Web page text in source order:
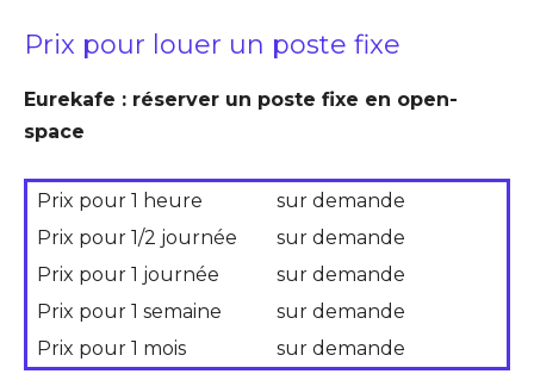
Prix pour louer un poste fixe
Eurekafe : réserver un poste fixe en open-
space
Prix pour 1 heure
sur demande
Prix pour 1/2 journée
sur demande
Prix pour 1 journée
sur demande
Prix pour 1 semaine
sur demande
Prix pour 1 mois
sur demande